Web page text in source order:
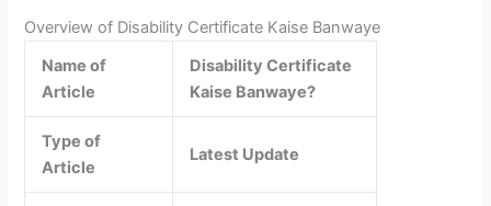
Overview of Disability Certificate Kaise Banwaye
Name of
Article
Disability Certificate
Kaise Banwaye?
Type of
Article
Latest Update